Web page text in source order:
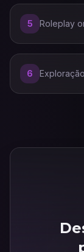
5 Roleplay
6